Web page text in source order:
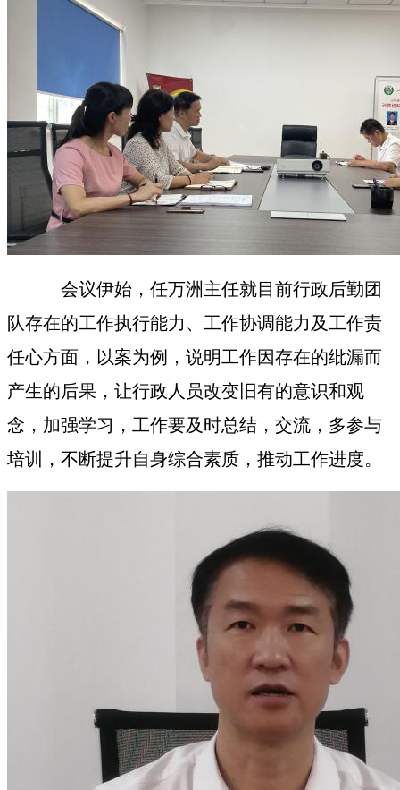
会议伊始，任万洲主任就目前行政后勤团
队存在的工作执行能力、工作协调能力及工作责
任心方面，以案为例，说明工作因存在的纰漏而
产生的后果，让行政人员改变旧有的意识和观
念，加强学习，工作要及时总结，交流，多参与
培训，不断提升自身综合素质，推动工作进度。